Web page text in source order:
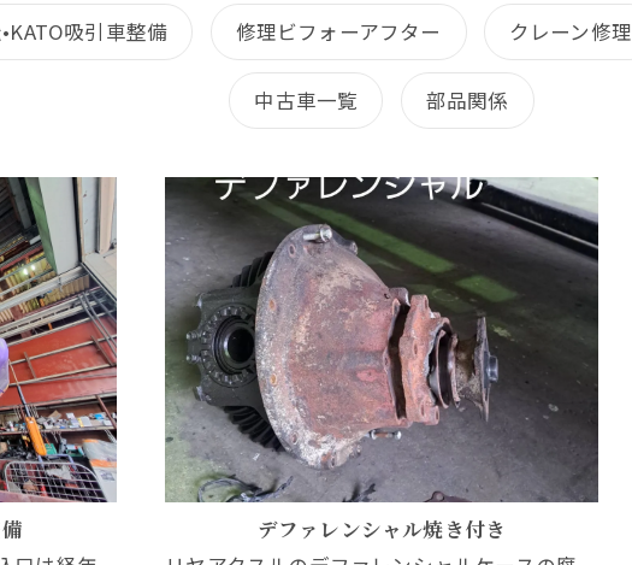
吸引車整備 修理ビフォーアフター クレーン修理
中古車一覧 部品関係
デファレンシャル焼き付き